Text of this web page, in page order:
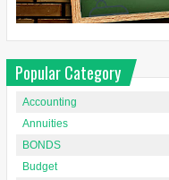
Popular Category
Accounting
Annuities
BONDS
Budget